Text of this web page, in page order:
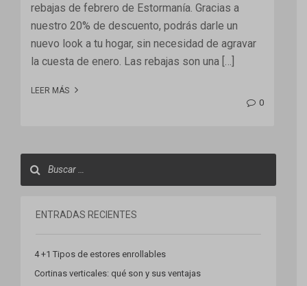
rebajas de febrero de Estormanía. Gracias a
nuestro 20% de descuento, podrás darle un
nuevo look a tu hogar, sin necesidad de agravar
la cuesta de enero. Las rebajas son una […]
LEER MÁS
0
ENTRADAS RECIENTES
4 +1 Tipos de estores enrollables
Cortinas verticales: qué son y sus ventajas